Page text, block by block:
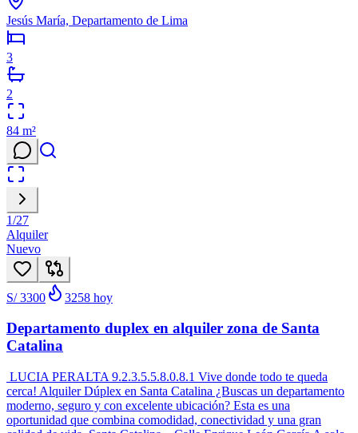
Jesús María, Departamento de Lima
3
2
84 m²
1/27
Alquiler
Nuevo
S/ 3300 3258 hoy
Departamento duplex en alquiler zona de Santa
Catalina
LUCIA PERALTA 9.2.3.5.5.8.0.8.1 Vive donde todo te queda
cerca! Alquiler Dúplex en Santa Catalina ¿Buscas un departamento
moderno, seguro y con excelente ubicación? Esta es una
oportunidad que combina comodidad, conectividad y una gran